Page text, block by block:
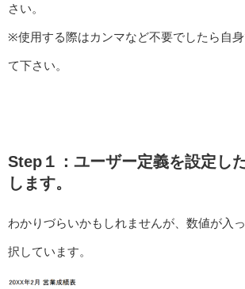
さい。
※使用する際はカンマなど不要でしたら自
て下さい。
Step１：ユーザー定義を設定し
します。
わかりづらいかもしれませんが、数値が入
択しています。